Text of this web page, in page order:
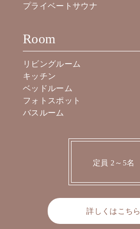
プライベートサウナ
Room
リビングルーム
キッチン
ベッドルーム
フォトスポット
バスルーム
定員 2～5名
詳しくはこちら